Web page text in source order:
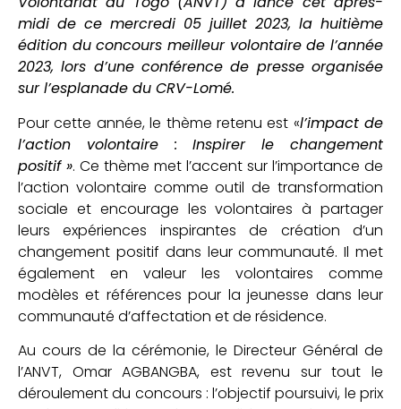
midi de ce mercredi 05 juillet 2023, la huitième
édition du concours meilleur volontaire de l’année
2023, lors d’une conférence de presse organisée
sur l’esplanade du CRV-Lomé.
Pour cette année, le thème retenu est «l’impact de
l’action volontaire : Inspirer le changement
positif ». Ce thème met l’accent sur l’importance de
l’action volontaire comme outil de transformation
sociale et encourage les volontaires à partager
leurs expériences inspirantes de création d’un
changement positif dans leur communauté. Il met
également en valeur les volontaires comme
modèles et références pour la jeunesse dans leur
communauté d’affectation et de résidence.
Au cours de la cérémonie, le Directeur Général de
l’ANVT, Omar AGBANGBA, est revenu sur tout le
déroulement du concours : l’objectif poursuivi, le prix